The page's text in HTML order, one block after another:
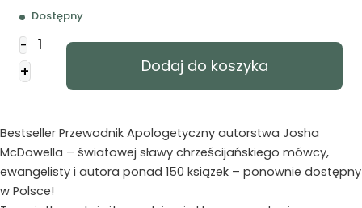
Dostępny
-
ilość
Przewodnik
apologetyczny
+ Dodaj do koszyka
Bestseller Przewodnik Apologetyczny autorstwa Josha
McDowella – światowej sławy chrześcijańskiego mówcy,
ewangelisty i autora ponad 150 książek – ponownie dostępny
w Polsce!